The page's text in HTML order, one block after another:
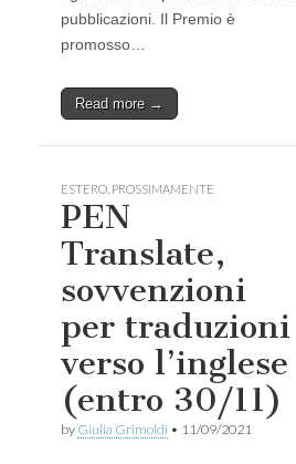
pubblicazioni. Il Premio è
promosso…
Read more →
ESTERO PROSSIMAMENTE
PEN
Translate,
sovvenzioni
per traduzioni
verso l’inglese
(entro 30/11)
by Giulia Grimoldi • 11/09/2021